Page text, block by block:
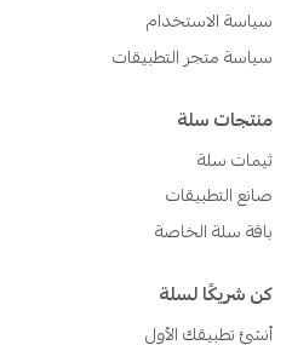
سياسة الاستخدام
سياسة متجر التطبيقات
منتجات سلة
ثيمات سلة
صانع التطبيقات
باقة سلة الخاصة
كن شريكًا لسلة
أنشئ تطبيقك الأول